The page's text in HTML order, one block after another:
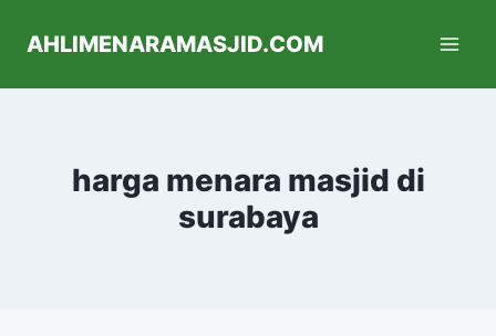
AHLIMENARAMASJID.COM
harga menara masjid di
surabaya